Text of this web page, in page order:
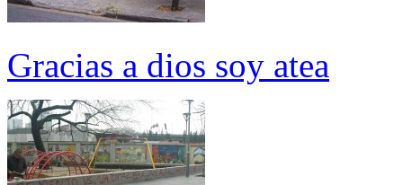
Gracias a dios soy atea